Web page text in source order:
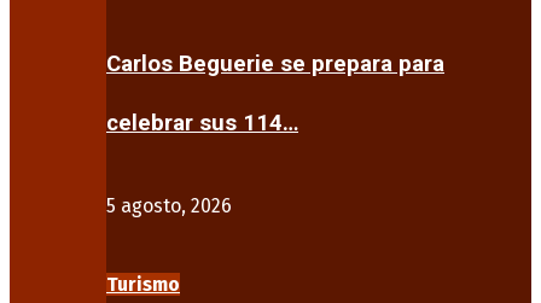
Carlos Beguerie se prepara para
celebrar sus 114…
5 agosto, 2026
Turismo